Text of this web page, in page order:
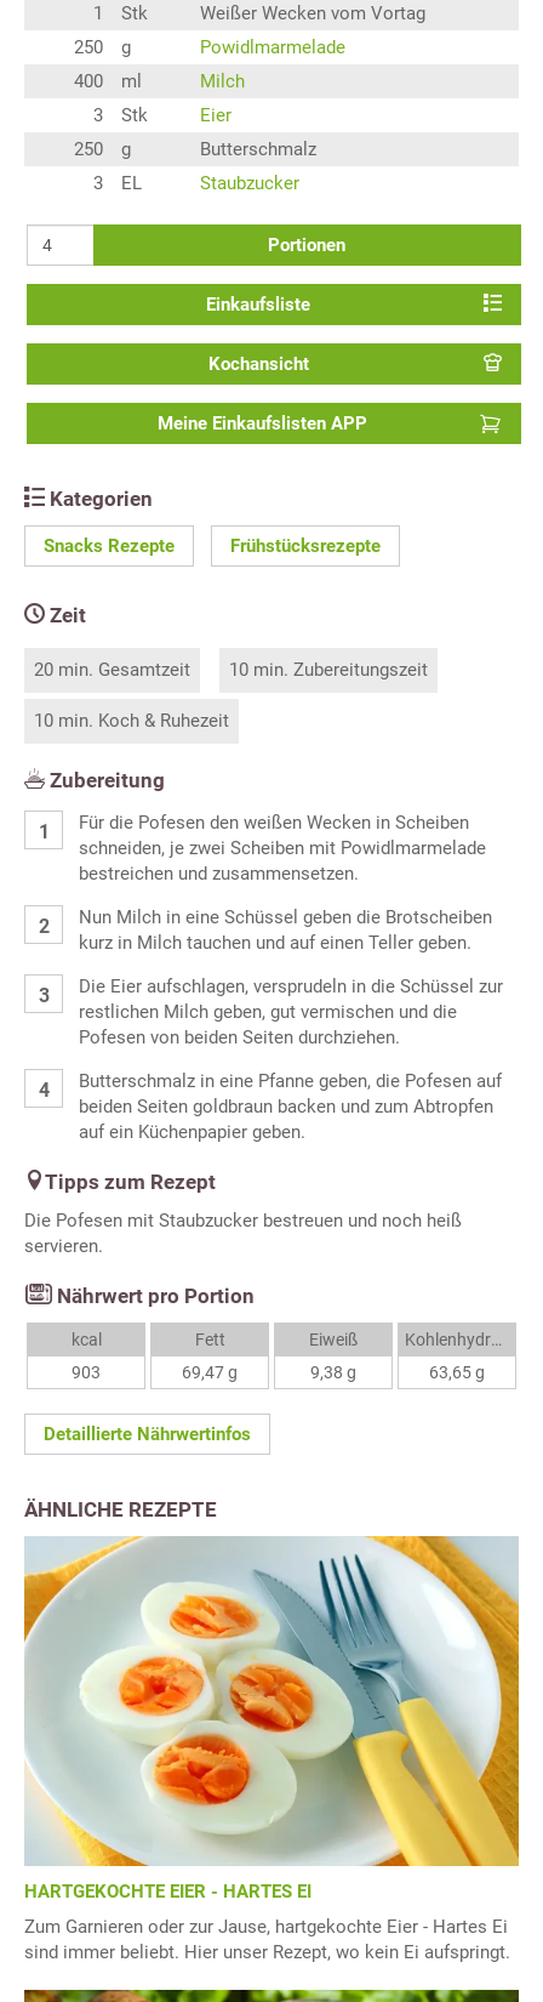
1 Stk
Weißer Wecken vom Vortag
250
g
Powidlmarmelade
400
ml
Milch
3
Stk
Eier
250
g
Butterschmalz
3
EL Staubzucker
Portionen
Einkaufsliste
Kochansicht
Meine Einkaufslisten APP
Kategorien
Snacks Rezepte Frühstücksrezepte
Zeit
20 min. Gesamtzeit 10 min. Zubereitungszeit
10 min. Koch & Ruhezeit
Zubereitung
Für die Pofesen den weißen Wecken in Scheiben
schneiden, je zwei Scheiben mit Powidlmarmelade
bestreichen und zusammensetzen.
Nun Milch in eine Schüssel geben die Brotscheiben
kurz in Milch tauchen und auf einen Teller geben.
Die Eier aufschlagen, versprudeln in die Schüssel zur
restlichen Milch geben, gut vermischen und die
Pofesen von beiden Seiten durchziehen.
Butterschmalz in eine Pfanne geben, die Pofesen auf
beiden Seiten goldbraun backen und zum Abtropfen
auf ein Küchenpapier geben.
Tipps zum Rezept
Die Pofesen mit Staubzucker bestreuen und noch heiß
servieren.
Nährwert pro Portion
kcal
903
Fett
69,47 g
Eiweiß
9,38 g
Kohlenhydrate
63,65 g
Detaillierte Nährwertinfos
ÄHNLICHE REZEPTE
HARTGEKOCHTE EIER - HARTES EI
Zum Garnieren oder zur Jause, hartgekochte Eier - Hartes Ei
sind immer beliebt. Hier unser Rezept, wo kein Ei aufspringt.